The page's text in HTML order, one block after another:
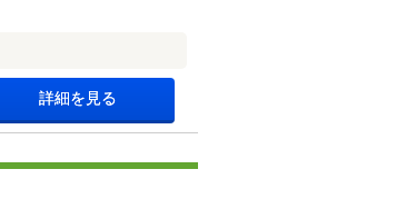
詳細を見る